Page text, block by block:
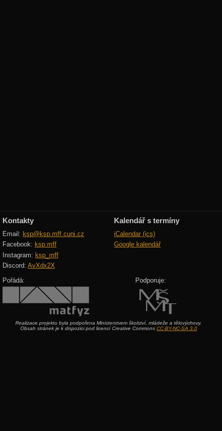
Kontakty
Email: ksp@ksp.mff.cuni.cz
Facebook: ksp.mff
Instagram: ksp_mff
Discord: AvXdx2X
Kalendář s termíny
iCalendar (ics)
Google kalendář
Pořádá: Podporuje:
Realizace projektu byla podpořena Ministerstvem školství, mládeže a tělovýchovy.
Obsah stránek je k dispozici pod licencí Creative Commons CC-BY-NC-SA 3.0